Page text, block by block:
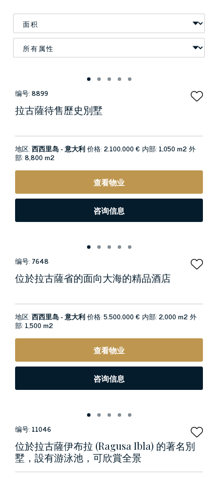
编号:8899
拉古薩待售歷史別墅
地区:西西里岛 - 意大利价格: 2.100.000 € 内部: 1,050 m2外
部:8,800 m2
查看物业
咨询信息
编号: 7648
位於拉古薩省的面向大海的精品酒店
地区:西西里岛 - 意大利价格:5.500.000 € 内部: 2,000 m2外
部: 1,500 m2
查看物业
咨询信息
编号: 11046
位於拉古薩伊布拉 (Ragusa Ibla) 的著名別
墅，設有游泳池，可欣賞全景